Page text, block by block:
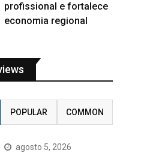
profissional e fortalece
economia regional
POPULAR COMMON
agosto 5, 2026